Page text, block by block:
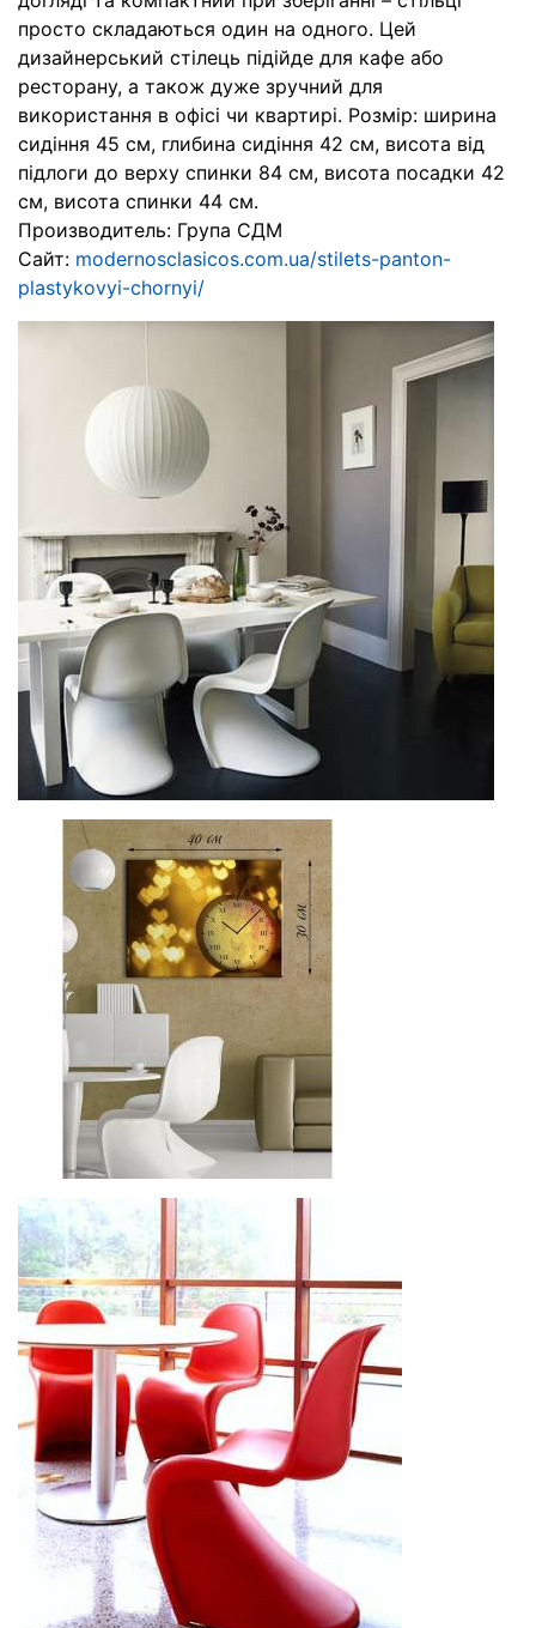
просто складаються один на одного. Цей
дизайнерський стілець підійде для кафе або
ресторану, а також дуже зручний для
використання в офісі чи квартирі. Розмір: ширина
сидіння 45 см, глибина сидіння 42 см, висота від
підлоги до верху спинки 84 см, висота посадки 42
см, висота спинки 44 см.
Производитель: Група СДМ
Сайт: modernosclasicos.com.ua/stilets-panton-
plastykovyi-chornyi/